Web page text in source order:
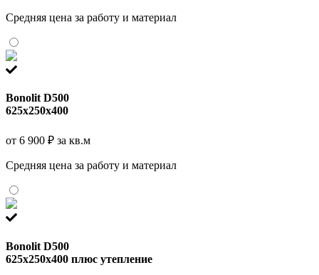
Средняя цена за работу и материал
Bonolit D500
625x250x400
от 6 900 ₽ за кв.м
Средняя цена за работу и материал
Bonolit D500
625x250x400 плюс утепление